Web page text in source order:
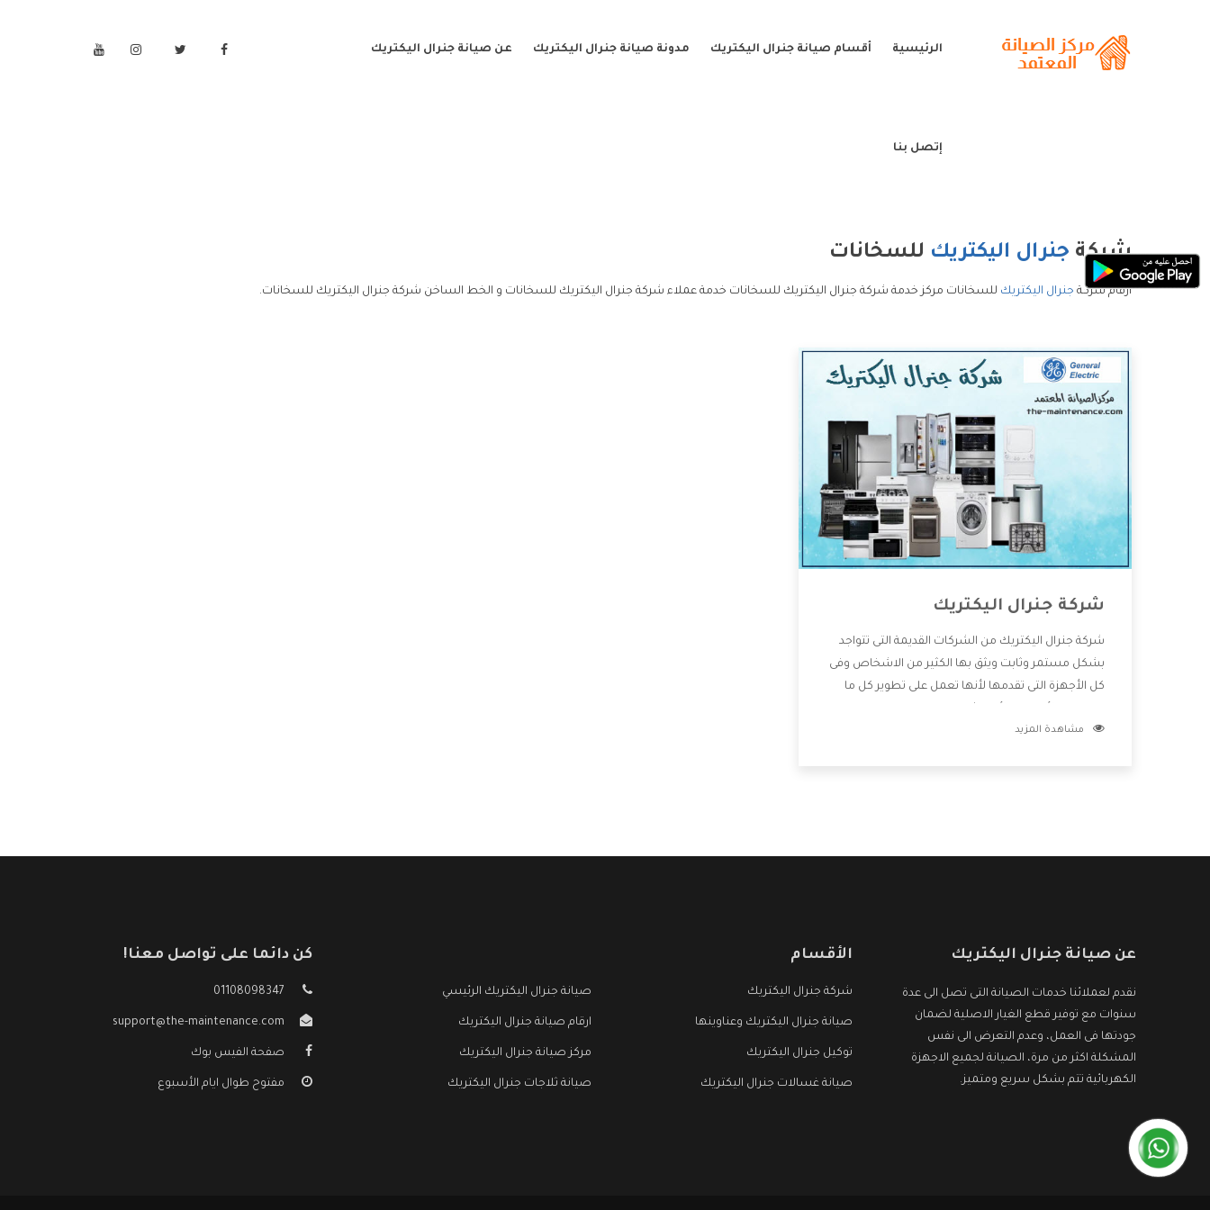
الرئيسية أقسام صيانة جنرال اليكتريك مدونة صيانة جنرال اليكتريك عن صيانة جنرال اليكتريك
إتصل بنا
شركة جنرال اليكتريك للسخانات
ارقام شركة جنرال اليكتريك للسخانات مركز خدمة شركة جنرال اليكتريك للسخانات خدمة عملاء شركة جنرال اليكتريك للسخانات و الخط الساخن شركة جنرال اليكتريك للسخانات.
شركة جنرال اليكتريك
شركة جنرال اليكتريك من الشركات القديمة التى تتواجد
بشكل مستمر وثابت ويثق بها الكثير من الاشخاص وفى
كل الأجهزة التى تقدمها لأنها تعمل على تطوير كل ما
أفضل خدمات ما بعد البيع مع المنتجات وتقدم للعملاء
مشاهدة المزيد
عن صيانة جنرال اليكتريك
نقدم لعملائنا خدمات الصيانة التى تصل الى عدة
سنوات مع توفير قطع الغيار الاصلية لضمان
جودتها فى العمل، وعدم التعرض الى نفس
المشكلة اكثر من مرة، الصيانة لجميع الاجهزة
الكهربائية تتم بشكل سريع ومتميز.
الأقسام
شركة جنرال اليكتريك صيانة جنرال اليكتريك الرئيسي
صيانة جنرال اليكتريك وعناوينها ارقام صيانة جنرال اليكتريك
توكيل جنرال اليكتريك مركز صيانة جنرال اليكتريك
صيانة غسالات جنرال اليكتريك صيانة ثلاجات جنرال اليكتريك
كن دائما على تواصل معنا!
01108098347
support@the-maintenance.com
صفحة الفيس بوك
مفتوح طوال ايام الأسبوع